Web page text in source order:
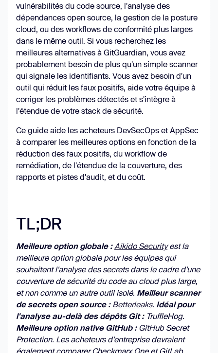
vulnérabilités du code source, l'analyse des
dépendances open source, la gestion de la posture
cloud, ou des workflows de conformité plus larges
dans le même outil. Si vous recherchez les
meilleures alternatives à GitGuardian, vous avez
probablement besoin de plus qu'un simple scanner
qui signale les identifiants. Vous avez besoin d'un
outil qui réduit les faux positifs, aide votre équipe à
corriger les problèmes détectés et s'intègre à
l'étendue de votre stack de sécurité.
Ce guide aide les acheteurs DevSecOps et AppSec
à comparer les meilleures options en fonction de la
réduction des faux positifs, du workflow de
remédiation, de l'étendue de la couverture, des
rapports et pistes d'audit, et du coût.
TL;DR
Meilleure option globale : Aikido Securityest la
meilleure option globale pour les équipes qui
souhaitent l'analyse des secrets dans le cadre d'une
couverture de sécurité du code au cloud plus large,
et non comme un autre outil isolé. Meilleur scanner
de secrets open source : Betterleaks. Idéal pour
l'analyse au-delà des dépôts Git :TruffleHog.
Meilleure option native GitHub :GitHub Secret
Protection. Les acheteurs d'entreprise devraient
également comparer Checkmarx One et GitLab